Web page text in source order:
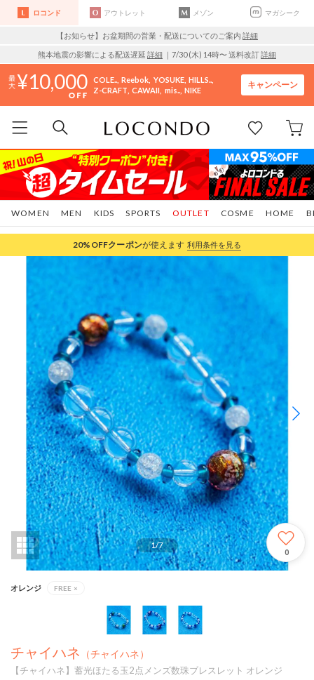
ロコンド アウトレット メゾン マガシーク
【お知らせ】お盆期間の営業・配送についてのご案内 詳細
熊本地震の影響による配送遅延 詳細 ｜7/30 (木) 14時〜 送料改訂詳細
10,000 COLE.. Reebok YOSUKE HILLS..
Z-CRAFT CAWAII mis.. NIKE
キャンペーン
WOMEN MEN KIDS SPORTS COSME HOME
OUTLET
20%OFFクーポンが使えます 利用条件を見る
1/7
0
オレンジ FREE ×
チャイハネ （チャイハネ）
【チャイハネ】蓄光ほたる玉2点メンズ数珠ブレスレット オレンジ